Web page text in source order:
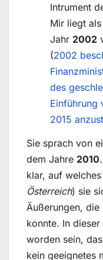
Intrument
Mir liegt
Jahr 2002
(2002
des
Einführung
2015
Sie sprach von
dem Jahre 2010
klar, auf
Österreich) sie
Äußerungen,
konnte. In
worden sein,
kein geeignetes